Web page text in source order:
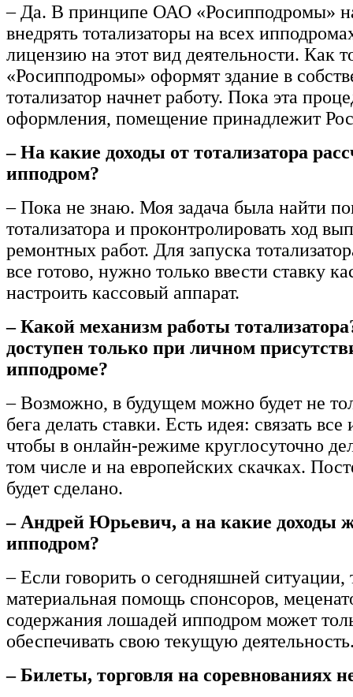
– Да. В принципе ОАО «Росипподромы»
внедрять тотализаторы на всех
лицензию на этот вид деятельности. Как
«Росипподромы» оформят здание в
тотализатор начнет работу. Пока эта
оформления, помещение принадлежит
– На какие доходы от тотализатора
ипподром?
– Пока не знаю. Моя задача была найти
тотализатора и проконтролировать ход
ремонтных работ. Для запуска
все готово, нужно только ввести ставку
настроить кассовый аппарат.
– Какой механизм работы
доступен только при личном
ипподроме?
– Возможно, в будущем можно будет не
бега делать ставки. Есть идея: связать
чтобы в онлайн-режиме круглосуточно
том числе и на европейских скачках.
будет сделано.
– Андрей Юрьевич, а на какие доходы
ипподром?
– Если говорить о сегодняшней ситуации,
материальная помощь спонсоров,
содержания лошадей ипподром может
обеспечивать свою текущую
– Билеты, торговля на соревнованиях